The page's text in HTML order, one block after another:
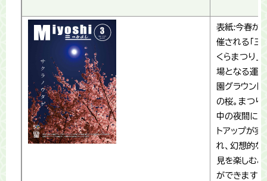
表紙:今春か
催される「三
くらまつり」
場となる運
園グラウンド
の桜。まつり
中の夜間には
トアップが実
れ、幻想的な
見を楽しむこ
ができます。